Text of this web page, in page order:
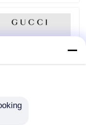
GG brannte